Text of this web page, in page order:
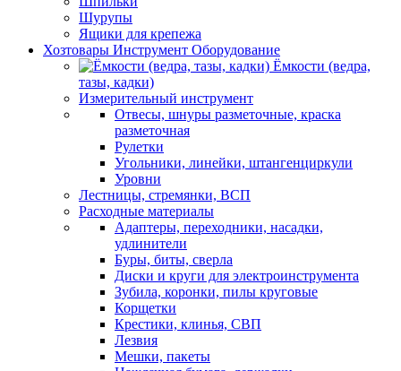
Шурупы
Ящики для крепежа
Хозтовары Инструмент Оборудование
Ёмкости (ведра,
тазы, кадки)
Измерительный инструмент
Отвесы, шнуры разметочные, краска
разметочная
Рулетки
Угольники, линейки, штангенциркули
Уровни
Лестницы, стремянки, ВСП
Расходные материалы
Адаптеры, переходники, насадки,
удлинители
Буры, биты, сверла
Диски и круги для электроинструмента
Зубила, коронки, пилы круговые
Корщетки
Крестики, клинья, СВП
Лезвия
Мешки, пакеты